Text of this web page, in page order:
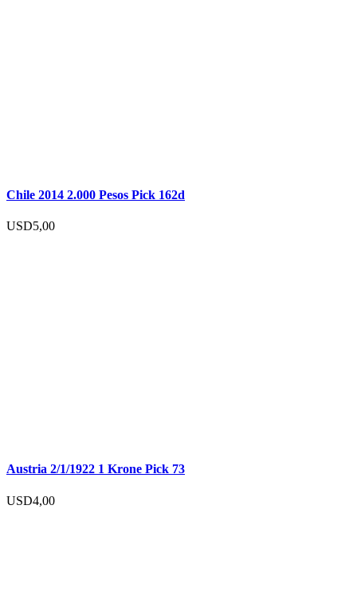
Chile 2014 2.000 Pesos Pick 162d
USD5,00
Austria 2/1/1922 1 Krone Pick 73
USD4,00